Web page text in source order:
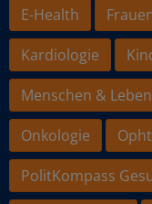
E-Health
Kardiologie
Menschen & Leben
Onkologie
PolitKompass